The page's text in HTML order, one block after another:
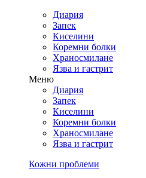
Диария
Запек
Киселини
Коремни болки
Храносмилане
Язва и гастрит
Меню
Диария
Запек
Киселини
Коремни болки
Храносмилане
Язва и гастрит
Кожни проблеми